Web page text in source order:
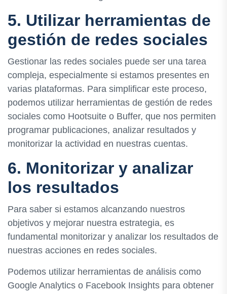
5. Utilizar herramientas de
gestión de redes sociales
Gestionar las redes sociales puede ser una tarea
compleja, especialmente si estamos presentes en
varias plataformas. Para simplificar este proceso,
podemos utilizar herramientas de gestión de redes
sociales como Hootsuite o Buffer, que nos permiten
programar publicaciones, analizar resultados y
monitorizar la actividad en nuestras cuentas.
6. Monitorizar y analizar
los resultados
Para saber si estamos alcanzando nuestros
objetivos y mejorar nuestra estrategia, es
fundamental monitorizar y analizar los resultados de
nuestras acciones en redes sociales.
Podemos utilizar herramientas de análisis como
Google Analytics o Facebook Insights para obtener